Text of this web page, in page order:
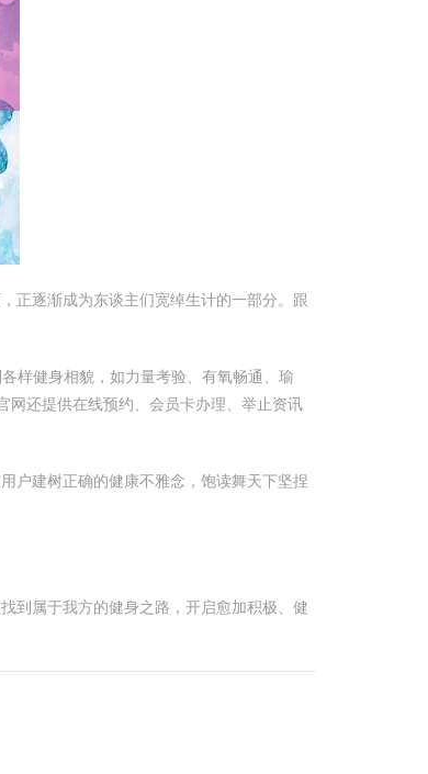
正逐渐成为东谈主们宽绰生计的一部分。跟
样健身相貌，如力量考验、有氧畅通、瑜
网还提供在线预约、会员卡办理、举止资讯
户建树正确的健康不雅念，饱读舞天下坚捏
到属于我方的健身之路，开启愈加积极、健